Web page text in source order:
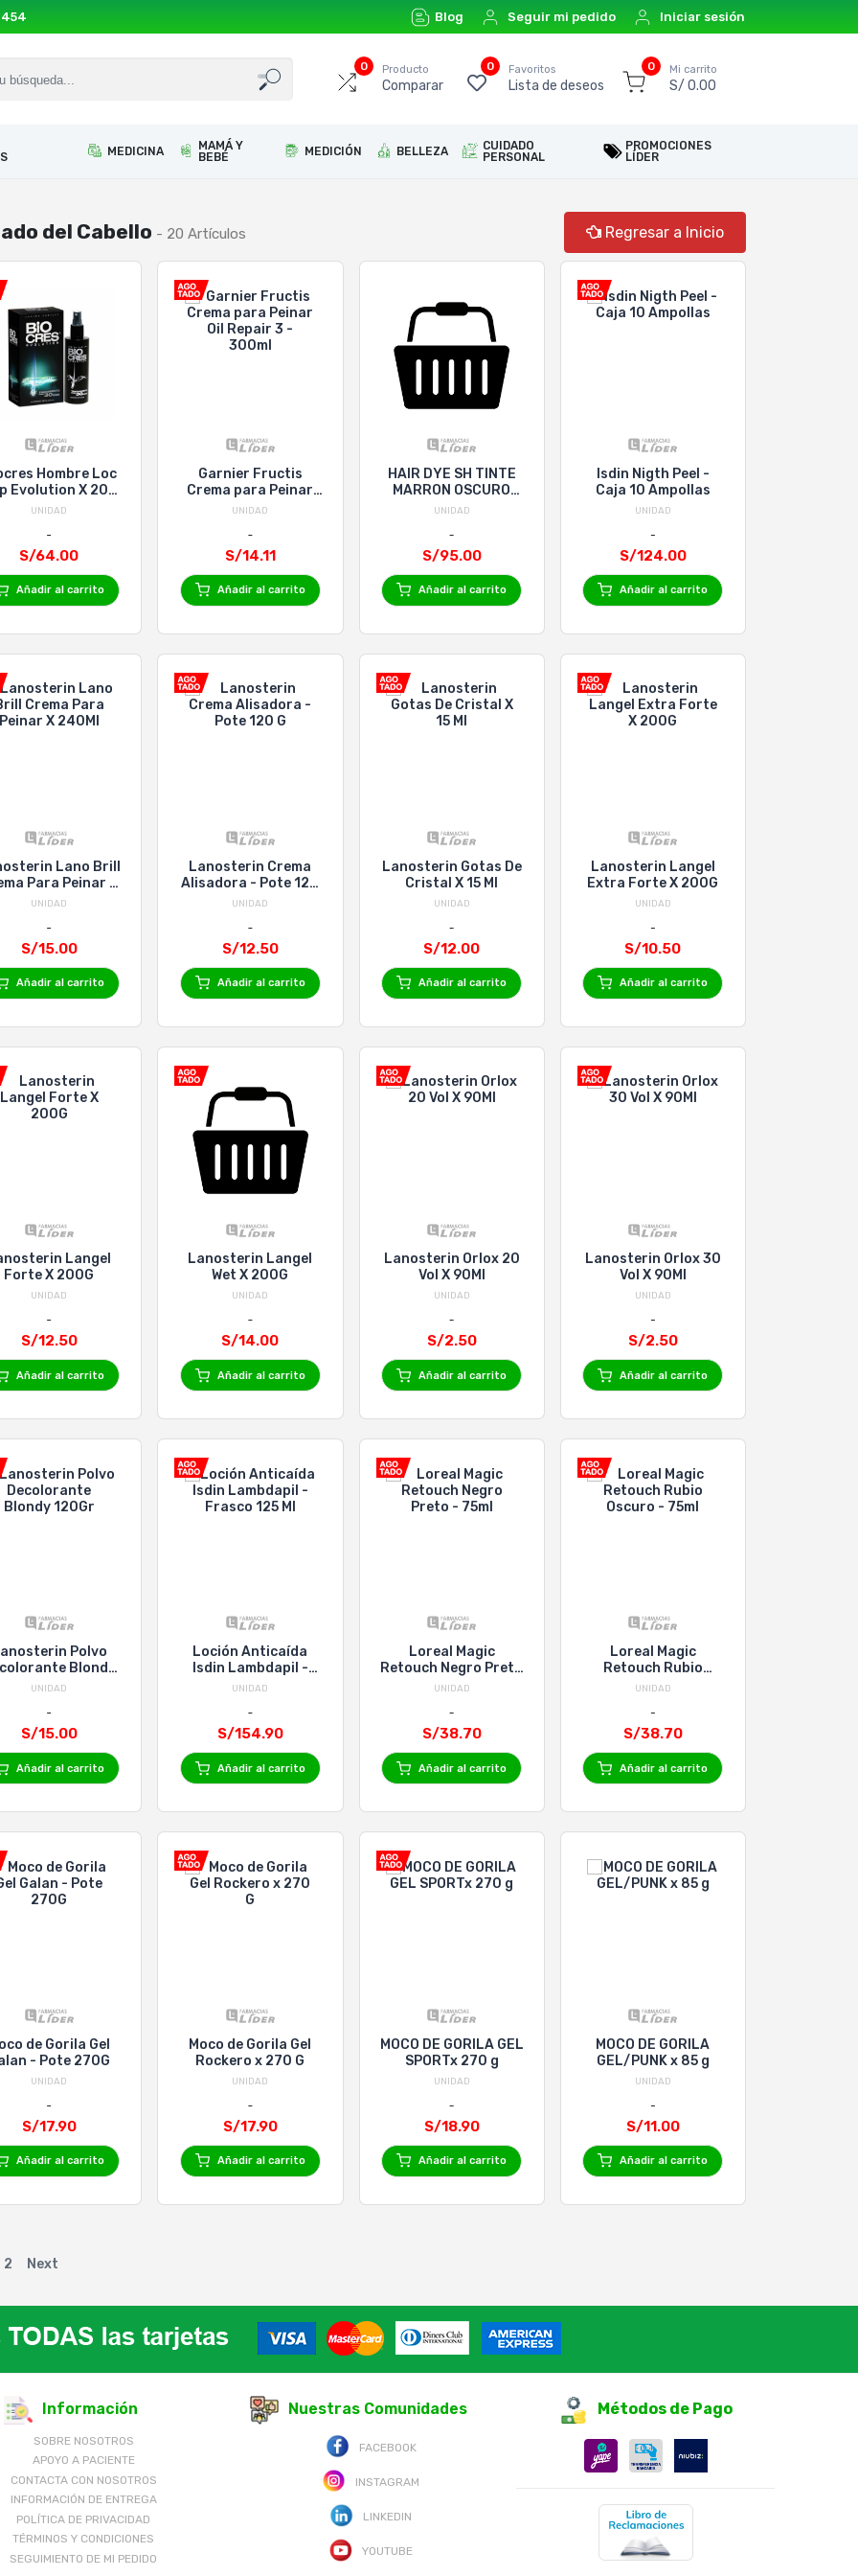
Blog Seguir mi pedido Iniciar sesión
0 Producto
Comparar
0 Favoritos
Lista de deseos
0 Mi carrito
S/ 0.00
MEDICINA
MAMÁ Y
BEBÉ
MEDICIÓN BELLEZA
CUIDADO
PERSONAL
PROMOCIONES
LÍDER
del Cabello - 20 Artículos Regresar a Inicio
Hombre Loc
Evolution X 200
Ml
UNIDAD
S/64.00
Añadir al carrito
Garnier Fructis
Crema para Peinar
Oil Repair 3 - 300ml
UNIDAD
S/14.11
Añadir al carrito
HAIR DYE SH TINTE
MARRON OSCURO
30mL x 10 UNID
UNIDAD
S/95.00
Añadir al carrito
Isdin Nigth Peel -
Caja 10 Ampollas
UNIDAD
S/124.00
Añadir al carrito
Lano Brill
Para Peinar X
240Ml
UNIDAD
S/15.00
Añadir al carrito
Lanosterin Crema
Alisadora - Pote 120
G
UNIDAD
S/12.50
Añadir al carrito
Lanosterin Gotas De
Cristal X 15 Ml
UNIDAD
S/12.00
Añadir al carrito
Lanosterin Langel
Extra Forte X 200G
UNIDAD
S/10.50
Añadir al carrito
Langel
Forte X 200G
UNIDAD
S/12.50
Añadir al carrito
Lanosterin Langel
Wet X 200G
UNIDAD
S/14.00
Añadir al carrito
Lanosterin Orlox 20
Vol X 90Ml
UNIDAD
S/2.50
Añadir al carrito
Lanosterin Orlox 30
Vol X 90Ml
UNIDAD
S/2.50
Añadir al carrito
Polvo
Blondy
120Gr
UNIDAD
S/15.00
Añadir al carrito
Loción Anticaída
Isdin Lambdapil -
Frasco 125 Ml
UNIDAD
S/154.90
Añadir al carrito
Loreal Magic
Retouch Negro Preto
- 75ml
UNIDAD
S/38.70
Añadir al carrito
Loreal Magic
Retouch Rubio
Oscuro - 75ml
UNIDAD
S/38.70
Añadir al carrito
de Gorila Gel
- Pote 270G
UNIDAD
S/17.90
Añadir al carrito
Moco de Gorila Gel
Rockero x 270 G
UNIDAD
S/17.90
Añadir al carrito
MOCO DE GORILA GEL
SPORTx 270 g
UNIDAD
S/18.90
Añadir al carrito
MOCO DE GORILA
GEL/PUNK x 85 g
UNIDAD
S/11.00
Añadir al carrito
2 Next
Información
SOBRE NOSOTROS
APOYO A PACIENTE
CONTACTA CON NOSOTROS
INFORMACIÓN DE ENTREGA
POLÍTICA DE PRIVACIDAD
TÉRMINOS Y CONDICIONES
SEGUIMIENTO DE MI PEDIDO
Nuestras Comunidades
FACEBOOK
INSTAGRAM
LINKEDIN
YOUTUBE
Métodos de Pago